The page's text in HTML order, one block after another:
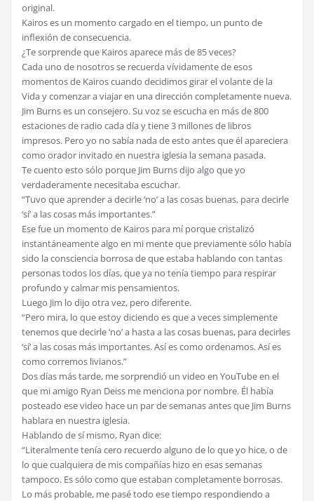
original.
Kairos es un momento cargado en el tiempo, un punto de
inflexión de consecuencia.
¿Te sorprende que Kairos aparece más de 85 veces?
Cada uno de nosotros se recuerda vívidamente de esos
momentos de Kairos cuando decidimos girar el volante de la
Vida y comenzar a viajar en una dirección completamente nueva.
Jim Burns es un consejero. Su voz se escucha en más de 800
estaciones de radio cada día y tiene 3 millones de libros
impresos. Pero yo no sabía nada de esto antes que él apareciera
como orador invitado en nuestra iglesia la semana pasada.
Te cuento esto sólo porque Jim Burns dijo algo que yo
verdaderamente necesitaba escuchar.
“Tuvo que aprender a decirle ‘no’ a las cosas buenas, para decirle
‘sí’ a las cosas más importantes.”
Ese fue un momento de Kairos para mí porque cristalizó
instantáneamente algo en mi mente que previamente sólo había
sido la consciencia borrosa de que estaba hablando con tantas
personas todos los días, que ya no tenía tiempo para respirar
profundo y calmar mis pensamientos.
Luego Jim lo dijo otra vez, pero diferente.
“Pero mira, lo que estoy diciendo es que a veces simplemente
tenemos que decirle ‘no’ a hasta a las cosas buenas, para decirles
‘sí’ a las cosas más importantes. Así es como ordenamos. Así es
como corremos livianos.”
Dos días más tarde, me sorprendió un video en YouTube en el
que mi amigo Ryan Deiss me menciona por nombre. Él había
posteado ese video hace un par de semanas antes que Jim Burns
hablara en nuestra iglesia.
Hablando de sí mismo, Ryan dice:
“Literalmente tenía cero recuerdo alguno de lo que yo hice, o de
lo que cualquiera de mis compañías hizo en esas semanas
tampoco. Es sólo como que estaban completamente borrosas.
Lo más probable, me pasé todo ese tiempo respondiendo a